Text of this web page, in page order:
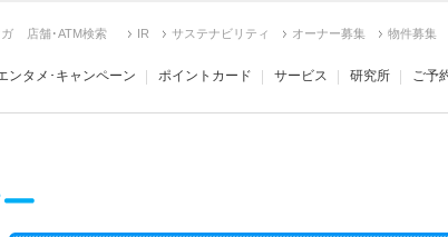
ガ 店舗･ATM検索 IR サステナビリティ オーナー募集 物件募集
ンタメ･キャンペーン ポイントカード サービス 研究所 ご予